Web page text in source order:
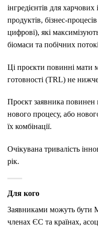
інгредієнтів для
продуктів, бізнес-
цифрові), які
біомаси та побічних
Ці проєкти повинні мати
готовності (TRL) не
Проєкт заявника повинен
нового процесу, або
їх комбінації.
Очікувана тривалість
рік.
Для кого
Заявниками можуть бути
членах ЄС та країнах,